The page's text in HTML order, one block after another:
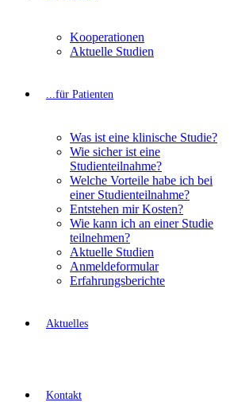
Kooperationen
Aktuelle Studien
...für Patienten
Was ist eine klinische Studie?
Wie sicher ist eine
Studienteilnahme?
Welche Vorteile habe ich bei
einer Studienteilnahme?
Entstehen mir Kosten?
Wie kann ich an einer Studie
teilnehmen?
Aktuelle Studien
Anmeldeformular
Erfahrungsberichte
Aktuelles
Kontakt